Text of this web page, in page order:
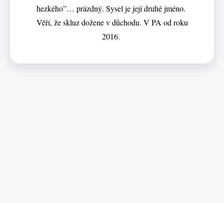
hezkého”… prázdný. Sysel je její druhé jméno.
Věří, že skluz dožene v důchodu. V PA od roku
2016.